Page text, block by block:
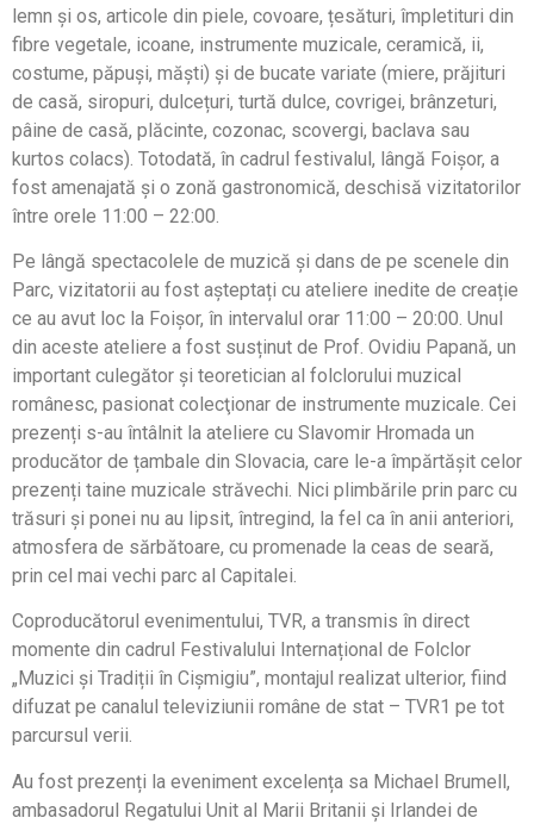
lemn și os, articole din piele, covoare, țesături, împletituri din
fibre vegetale, icoane, instrumente muzicale, ceramică, ii,
costume, păpuși, măști) și de bucate variate (miere, prăjituri
de casă, siropuri, dulcețuri, turtă dulce, covrigei, brânzeturi,
pâine de casă, plăcinte, cozonac, scovergi, baclava sau
kurtos colacs). Totodată, în cadrul festivalul, lângă Foișor, a
fost amenajată și o zonă gastronomică, deschisă vizitatorilor
între orele 11:00 – 22:00.
Pe lângă spectacolele de muzică și dans de pe scenele din
Parc, vizitatorii au fost așteptați cu ateliere inedite de creație
ce au avut loc la Foișor, în intervalul orar 11:00 – 20:00. Unul
din aceste ateliere a fost susținut de Prof. Ovidiu Papană, un
important culegător și teoretician al folclorului muzical
românesc, pasionat colecţionar de instrumente muzicale. Cei
prezenți s-au întâlnit la ateliere cu Slavomir Hromada un
producător de țambale din Slovacia, care le-a împărtășit celor
prezenți taine muzicale străvechi. Nici plimbările prin parc cu
trăsuri și ponei nu au lipsit, întregind, la fel ca în anii anteriori,
atmosfera de sărbătoare, cu promenade la ceas de seară,
prin cel mai vechi parc al Capitalei.
Coproducătorul evenimentului, TVR, a transmis în direct
momente din cadrul Festivalului Internațional de Folclor
„Muzici și Tradiții în Cișmigiu”, montajul realizat ulterior, fiind
difuzat pe canalul televiziunii române de stat – TVR1 pe tot
parcursul verii.
Au fost prezenți la eveniment excelența sa Michael Brumell,
ambasadorul Regatului Unit al Marii Britanii și Irlandei de